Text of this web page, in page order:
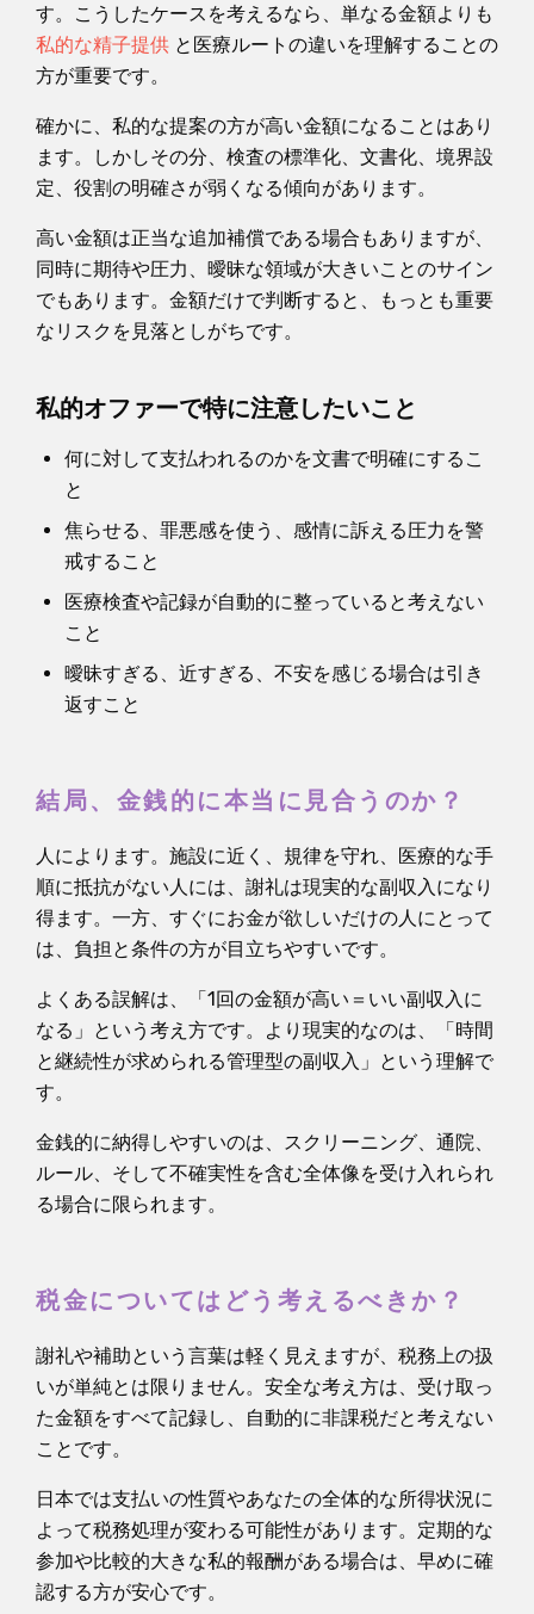
す。こうしたケースを考えるなら、単なる金額よりも
私的な精子提供 と医療ルートの違いを理解することの
方が重要です。
確かに、私的な提案の方が高い金額になることはあり
ます。しかしその分、検査の標準化、文書化、境界設
定、役割の明確さが弱くなる傾向があります。
高い金額は正当な追加補償である場合もありますが、
同時に期待や圧力、曖昧な領域が大きいことのサイン
でもあります。金額だけで判断すると、もっとも重要
なリスクを見落としがちです。
私的オファーで特に注意したいこと
何に対して支払われるのかを文書で明確にするこ
と
焦らせる、罪悪感を使う、感情に訴える圧力を警
戒すること
医療検査や記録が自動的に整っていると考えない
こと
曖昧すぎる、近すぎる、不安を感じる場合は引き
返すこと
結局、金銭的に本当に見合うのか？
人によります。施設に近く、規律を守れ、医療的な手
順に抵抗がない人には、謝礼は現実的な副収入になり
得ます。一方、すぐにお金が欲しいだけの人にとって
は、負担と条件の方が目立ちやすいです。
よくある誤解は、「1回の金額が高い＝いい副収入に
なる」という考え方です。より現実的なのは、「時間
と継続性が求められる管理型の副収入」という理解で
す。
金銭的に納得しやすいのは、スクリーニング、通院、
ルール、そして不確実性を含む全体像を受け入れられ
る場合に限られます。
税金についてはどう考えるべきか？
謝礼や補助という言葉は軽く見えますが、税務上の扱
いが単純とは限りません。安全な考え方は、受け取っ
た金額をすべて記録し、自動的に非課税だと考えない
ことです。
日本では支払いの性質やあなたの全体的な所得状況に
よって税務処理が変わる可能性があります。定期的な
参加や比較的大きな私的報酬がある場合は、早めに確
認する方が安心です。